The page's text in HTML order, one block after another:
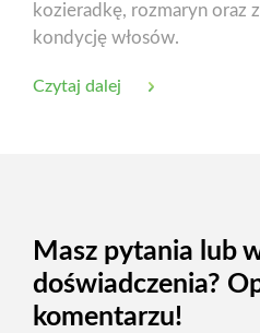
kozieradkę, rozmaryn oraz
kondycję włosów.
Czytaj dalej
Masz pytania lub
doświadczenia?
komentarzu!